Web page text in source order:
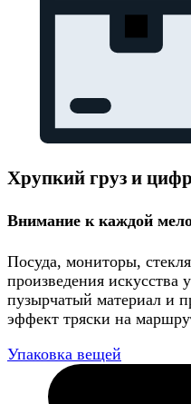
Хрупкий груз и
Внимание к каждой
Посуда, мониторы,
произведения искусства
пузырчатый материал и
эффект тряски на
Упаковка вещей